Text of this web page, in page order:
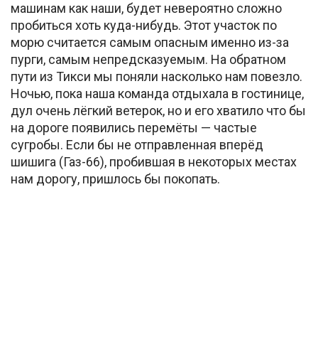
машинам как наши, будет невероятно сложно
пробиться хоть куда-нибудь. Этот участок по
морю считается самым опасным именно из-за
пурги, самым непредсказуемым. На обратном
пути из Тикси мы поняли насколько нам повезло.
Ночью, пока наша команда отдыхала в гостинице,
дул очень лёгкий ветерок, но и его хватило что бы
на дороге появились перемёты — частые
сугробы. Если бы не отправленная вперёд
шишига (Газ-66), пробившая в некоторых местах
нам дорогу, пришлось бы покопать.